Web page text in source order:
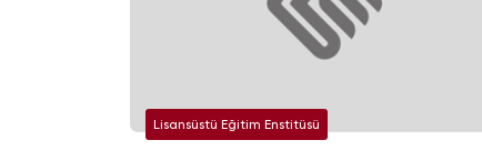
Lisansüstü Eğitim Enstitüsü